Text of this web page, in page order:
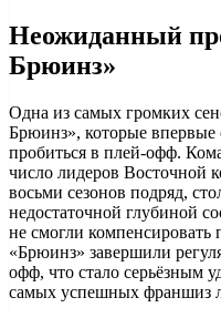
Неожиданный
Брюинз»
Одна из самых громких
Брюинз», которые впервые
пробиться в плей-офф.
число лидеров Восточной
восьми сезонов подряд,
недостаточной глубиной
не смогли
«Брюинз» завершили
офф, что стало серьёзным
самых успешных франшиз